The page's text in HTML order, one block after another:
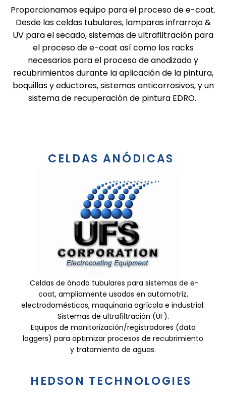
Proporcionamos equipo para el proceso de e-coat.
Desde las celdas tubulares, lamparas infrarrojo &
UV para el secado, sistemas de ultrafiltración para
el proceso de e-coat así como los racks
necesarios para el proceso de anodizado y
recubrimientos durante la aplicación de la pintura,
boquillas y eductores, sistemas anticorrosivos, y un
sistema de recuperación de pintura EDRO.
CELDAS ANÓDICAS
Celdas de ánodo tubulares para sistemas de e-
coat, ampliamente usadas en automotriz,
electrodomésticos, maquinaria agrícola e industrial.
Sistemas de ultrafiltración (UF).
Equipos de monitorización/registradores (data
loggers) para optimizar procesos de recubrimiento
y tratamiento de aguas.
HEDSON TECHNOLOGIES